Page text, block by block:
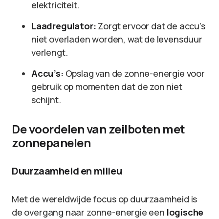
elektriciteit.
Laadregulator: Zorgt ervoor dat de accu’s
niet overladen worden, wat de levensduur
verlengt.
Accu’s: Opslag van de zonne-energie voor
gebruik op momenten dat de zon niet
schijnt.
De voordelen van zeilboten met
zonnepanelen
Duurzaamheid en milieu
Met de wereldwijde focus op duurzaamheid is
de overgang naar zonne-energie een logische